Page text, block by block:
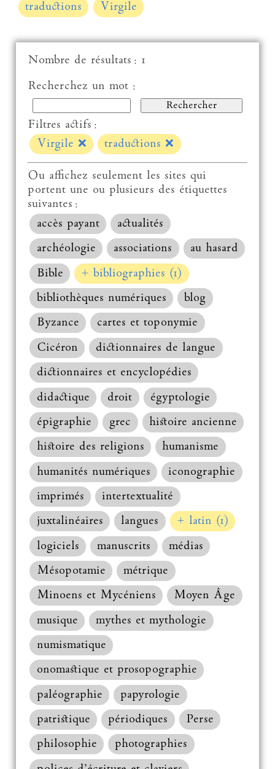
traductions
Virgile
Nombre de résultats : 1
Recherchez un mot :
Filtres actifs :
Virgile ❌ traductions❌
Ou affichez seulement les sites qui
portent une ou plusieurs des étiquettes
suivantes :
accès payant
actualités
archéologie
associations
au hasard
Bible
+ bibliographies (1)
bibliothèques numériques
blog
Byzance
cartes et toponymie
Cicéron
dictionnaires de langue
dictionnaires et encyclopédies
didactique
droit
égyptologie
épigraphie
grec
histoire ancienne
histoire des religions
humanisme
humanités numériques
iconographie
imprimés
intertextualité
juxtalinéaires
langues
+ latin (1)
logiciels
manuscrits
médias
Mésopotamie
métrique
Minoens et Mycéniens
Moyen Âge
musique
mythes et mythologie
numismatique
onomastique et prosopographie
paléographie
papyrologie
patristique
périodiques
Perse
philosophie
photographies